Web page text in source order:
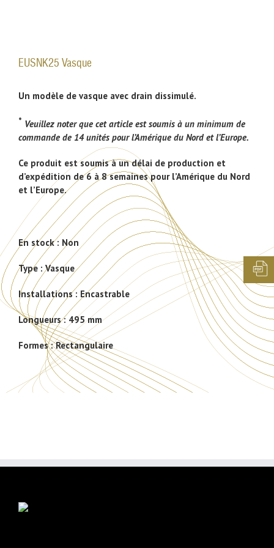
EUSNK25 Vasque
Un modèle de vasque avec drain dissimulé.
* Veuillez noter que cet article est soumis à un minimum de
commande de 14 unités pour l’Amérique du Nord et l’Europe.
Ce produit est soumis à un délai de production et
d’expédition de 6 à 8 semaines pour l’Amérique du Nord
et l’Europe.
En stock : Non
Type :Vasque
Installations : Encastrable
Longueurs : 495 mm
Formes :Rectangulaire